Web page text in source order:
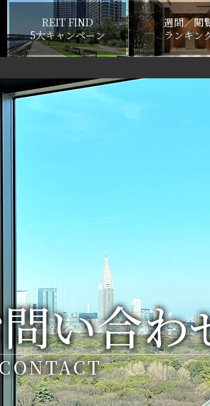
REIT FIND
5大キャンペーン
週間／閲
ランキン
い合わ
CONTACT